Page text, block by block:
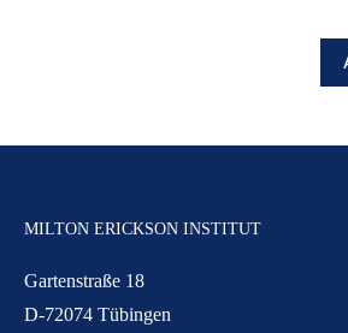
MILTON ERICKSON INSTITUT
Gartenstraße 18
D-72074 Tübingen